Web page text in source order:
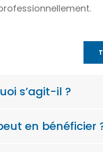
s’agit-il ?
en bénéficier